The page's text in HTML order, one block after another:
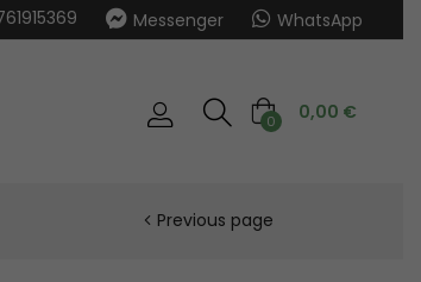
Messenger WhatsApp
0 0,00 €
Previous page